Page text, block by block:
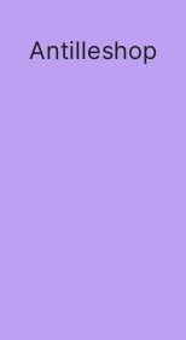
Antilleshop